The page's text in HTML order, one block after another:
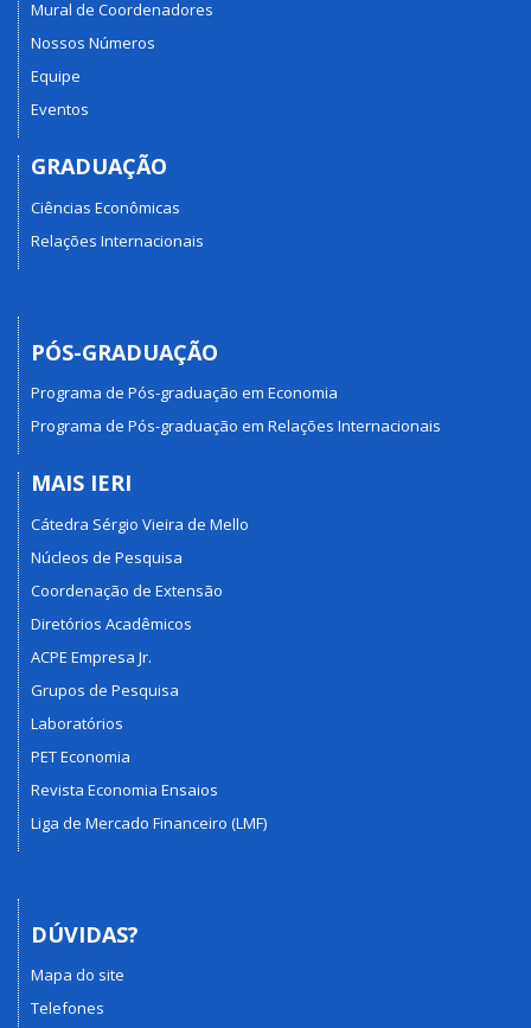
Mural de Coordenadores
Nossos Números
Equipe
Eventos
GRADUAÇÃO
Ciências Econômicas
Relações Internacionais
PÓS-GRADUAÇÃO
Programa de Pós-graduação em Economia
Programa de Pós-graduação em Relações Internacionais
MAIS IERI
Cátedra Sérgio Vieira de Mello
Núcleos de Pesquisa
Coordenação de Extensão
Diretórios Acadêmicos
ACPE Empresa Jr.
Grupos de Pesquisa
Laboratórios
PET Economia
Revista Economia Ensaios
Liga de Mercado Financeiro (LMF)
DÚVIDAS?
Mapa do site
Telefones